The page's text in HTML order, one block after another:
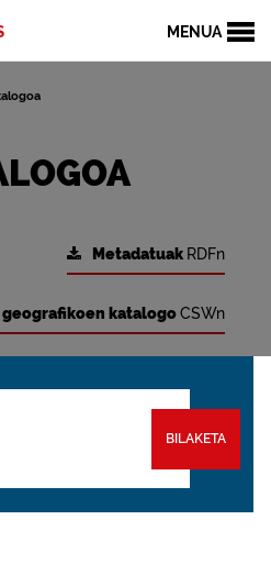
MENUA
Metadatuak RDFn
geografikoen katalogoCSWn
BILAKETA